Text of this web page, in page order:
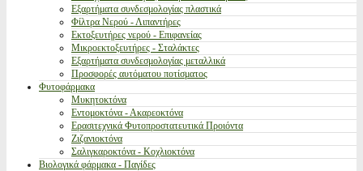
Εξαρτήματα συνδεσμολογίας πλαστικά
Φίλτρα Νερού - Λιπαντήρες
Εκτοξευτήρες νερού - Επιφανείας
Μικροεκτοξευτήρες - Σταλάκτες
Εξαρτήματα συνδεσμολογίας μεταλλικά
Προσφορές αυτόματου ποτίσματος
Φυτοφάρμακα
Μυκητοκτόνα
Εντομοκτόνα - Ακαρεοκτόνα
Ερασιτεχνικά Φυτοπροστατευτικά Προιόντα
Ζιζανιοκτόνα
Σαλιγκαροκτόνα - Κοχλιοκτόνα
Βιολογικά φάρμακα - Παγίδες